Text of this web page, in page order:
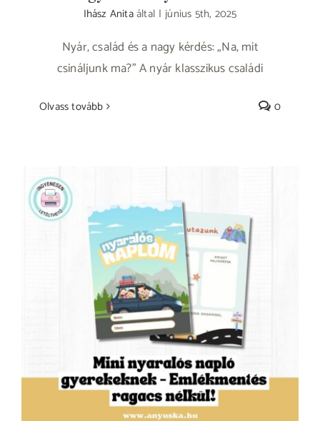
Ihász Anitaáltal | június 5th, 2025
Nyár, család és a nagy kérdés: „Na, mit
csináljunk ma?” A nyár klasszikus családi
Olvass tovább 0
Mini nyaralós napló gyerekeknek –
Emlékmentés ragacs nélkül!